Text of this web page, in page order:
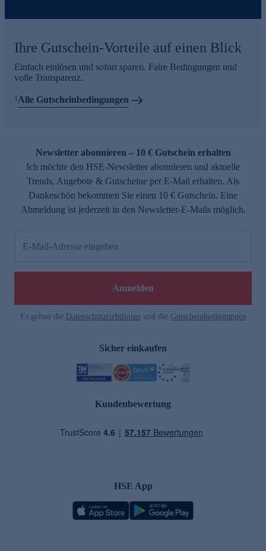
Ihre Gutschein-Vorteile auf einen Blick
Einfach einlösen und sofort sparen. Faire Bedingungen und
volle Transparenz.
1 Alle Gutscheinbedingungen
Newsletter abonnieren – 10 € Gutschein erhalten
Ich möchte den HSE-Newsletter abonnieren und aktuelle
Trends, Angebote & Gutscheine per E-Mail erhalten. Als
Dankeschön bekommen Sie einen 10 € Gutschein. Eine
Abmeldung ist jederzeit in den Newsletter-E-Mails möglich.
E-Mail-Adresse eingeben
Anmelden
Es gelten die Datenschutzrichtlinien und die Gutscheinbedingungen
Sicher einkaufen
Kundenbewertung
HSE App